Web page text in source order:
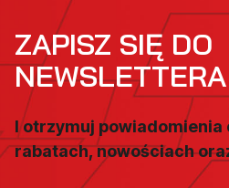
ZAPISZ SIĘ DO
NEWSLETTERA
I otrzymuj powiadomienia
rabatach, nowościach